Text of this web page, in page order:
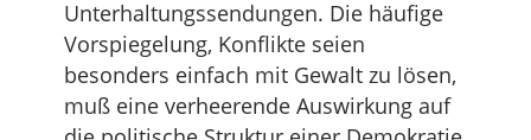
Unterhaltungssendungen. Die häufige
Vorspiegelung, Konflikte seien
besonders einfach mit Gewalt zu lösen,
muß eine verheerende Auswirkung auf